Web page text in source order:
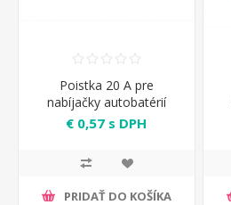
Poistka 20 A pre
nabíjačky autobatérií
Telwin
€ 0,57 s DPH
PRIDAŤ DO KOŠÍKA